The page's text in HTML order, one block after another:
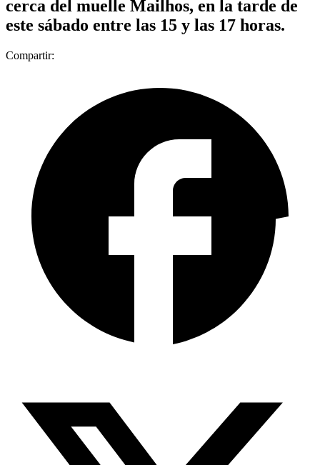
cerca del muelle Mailhos, en la tarde de
este sábado entre las 15 y las 17 horas.
Compartir: